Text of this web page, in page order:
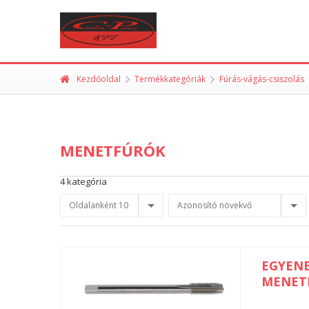
Kezdőoldal Termékkategóriák Fúrás-vágás-csiszolás
MENETFÚRÓK
4 kategória
Oldalanként 10 Azonosító növekvő